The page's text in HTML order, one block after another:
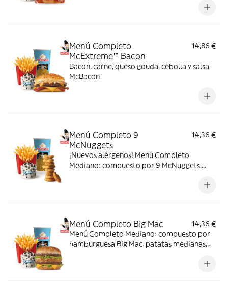
doble de cheddar, lechuga fresca y tiras de
Menú Completo
McExtreme™ Bacon
14,86 €
Bacon, carne, queso gouda, cebolla y salsa
McBacon
Menú Completo 9
McNuggets
14,36 €
¡Nuevos alérgenos! Menú Completo
Mediano: compuesto por 9 McNuggets.
Menú Completo Big Mac
14,36 €
Menú Completo Mediano: compuesto por
hamburguesa Big Mac. patatas medianas,